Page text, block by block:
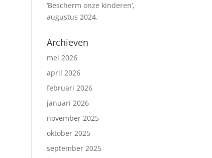
‘Bescherm onze kinderen’,
augustus 2024.
Archieven
mei 2026
april 2026
februari 2026
januari 2026
november 2025
oktober 2025
september 2025